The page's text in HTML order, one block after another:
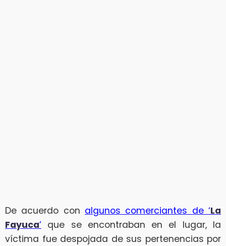
De acuerdo con algunos comerciantes de ‘La
Fayuca’ que se encontraban en el lugar, la
víctima fue despojada de sus pertenencias por